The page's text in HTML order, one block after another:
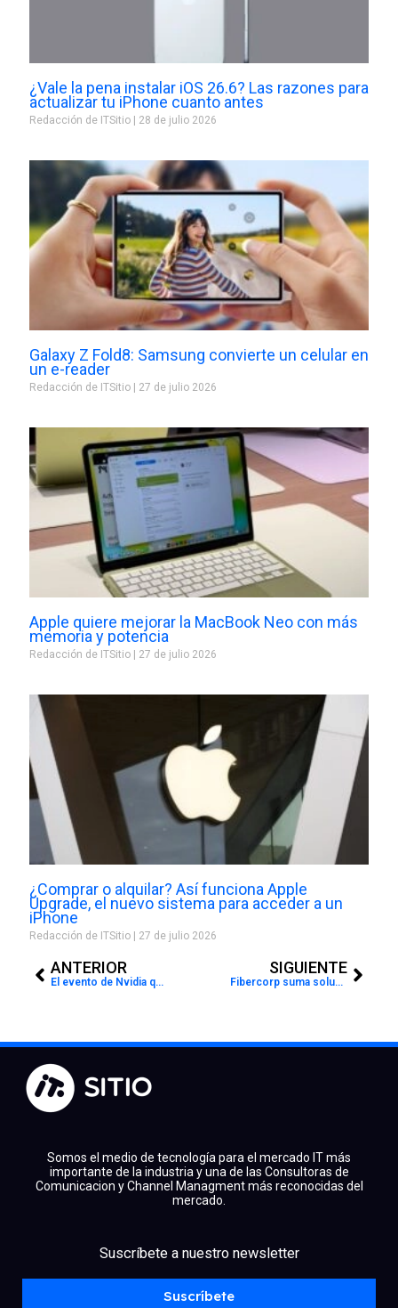
¿Vale la pena instalar iOS 26.6? Las razones para
actualizar tu iPhone cuanto antes
Redacción de ITSitio 28 de julio 2026
Galaxy Z Fold8: Samsung convierte un celular en
un e-reader
Redacción de ITSitio 27 de julio 2026
Apple quiere mejorar la MacBook Neo con más
memoria y potencia
Redacción de ITSitio 27 de julio 2026
¿Comprar o alquilar? Así funciona Apple
Upgrade, el nuevo sistema para acceder a un
iPhone
Redacción de ITSitio 27 de julio 2026
ANTERIOR
El evento de Nvidia que se enfoca en la Inteligencia Artificial
SIGUIENTE
Fibercorp suma soluciones VMware para agilizar su oferta
Somos el medio de tecnología para el mercado IT más
importante de la industria y una de las Consultoras de
Comunicacion y Channel Managment más reconocidas del
mercado.
Suscríbete a nuestro newsletter
Suscríbete
linkedinyoutubeinstagram
spotify